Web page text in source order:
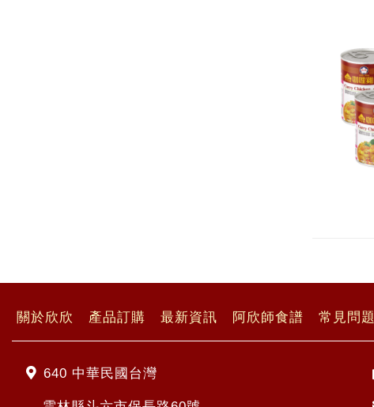
關於欣欣 產品訂購 最新資訊 阿欣師食譜 常見問題
640 中華民國台灣